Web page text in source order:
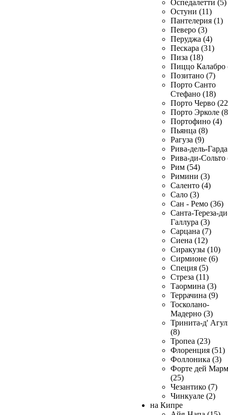
Оспедалетти (5)
Остуни (11)
Пантелерия (1)
Певеро (3)
Перуджа (4)
Пескара (31)
Пиза (18)
Пиццо Калабро
Позитано (7)
Порто Санто
Стефано (18)
Порто Черво
Порто Эрколе
Портофино (4)
Пьянца (8)
Рагуза (9)
Рива-дель-
Рива-ди-Сольто
Рим (54)
Римини (3)
Саленто (4)
Сало (3)
Сан - Ремо (36)
Санта-Тереза-
Галлура (3)
Сарцана (7)
Сиена (12)
Сиракузы (10)
Сирмионе (6)
Специя (5)
Стреза (11)
Таормина (3)
Террачина (9)
Тосколано-
Мадерно (3)
Тринита-д'
(8)
Тропеа (23)
Флоренция (51)
Фоллоника (3)
Форте дей
(25)
Чезантико (7)
Чинкуале (2)
на Кипре